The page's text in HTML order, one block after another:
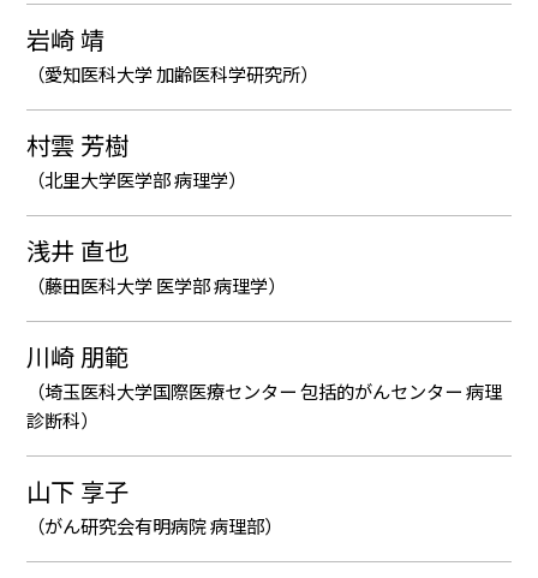
岩崎 靖
（愛知医科大学 加齢医科学研究所）
村雲 芳樹
（北里大学医学部 病理学）
浅井 直也
（藤田医科大学 医学部 病理学）
川崎 朋範
（埼玉医科大学国際医療センター 包括的がんセンター 病理
診断科）
山下 享子
（がん研究会有明病院 病理部）